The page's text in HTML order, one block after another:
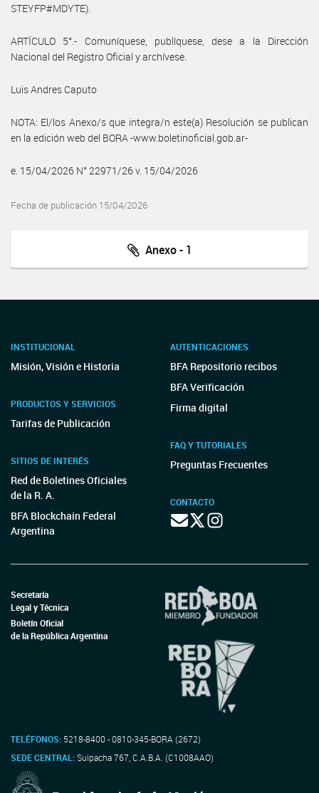
STEYFP#MDYTE).
ARTÍCULO 5°.- Comuníquese, publíquese, dese a la Dirección
Nacional del Registro Oficial y archívese.
Luis Andres Caputo
NOTA: El/los Anexo/s que integra/n este(a) Resolución se publican
en la edición web del BORA -www.boletinoficial.gob.ar-
e. 15/04/2026 N° 22971/26 v. 15/04/2026
Fecha de publicación 15/04/2026
Anexo - 1
INSTITUCIONAL
Misión, Visión e Historia
PRODUCTOS Y SERVICIOS
Tarifas de Publicación
SITIOS DE INTERÉS
Red de Boletines Oficiales
de la R. A.
BFA Blockchain Federal
Argentina
AUTENTICACIONES
BFA Repositorio recibos
BFA Verificación
Firma digital
FAQ Y TUTORIALES
Preguntas Frecuentes
CONTACTO
Secretaría
Legal y Técnica
Boletín Oficial
de la República Argentina
TELÉFONOS: 5218-8400 - 0810-345-BORA (2672)
SEDE CENTRAL:Suipacha 767, C.A.B.A. (C1008AAO)